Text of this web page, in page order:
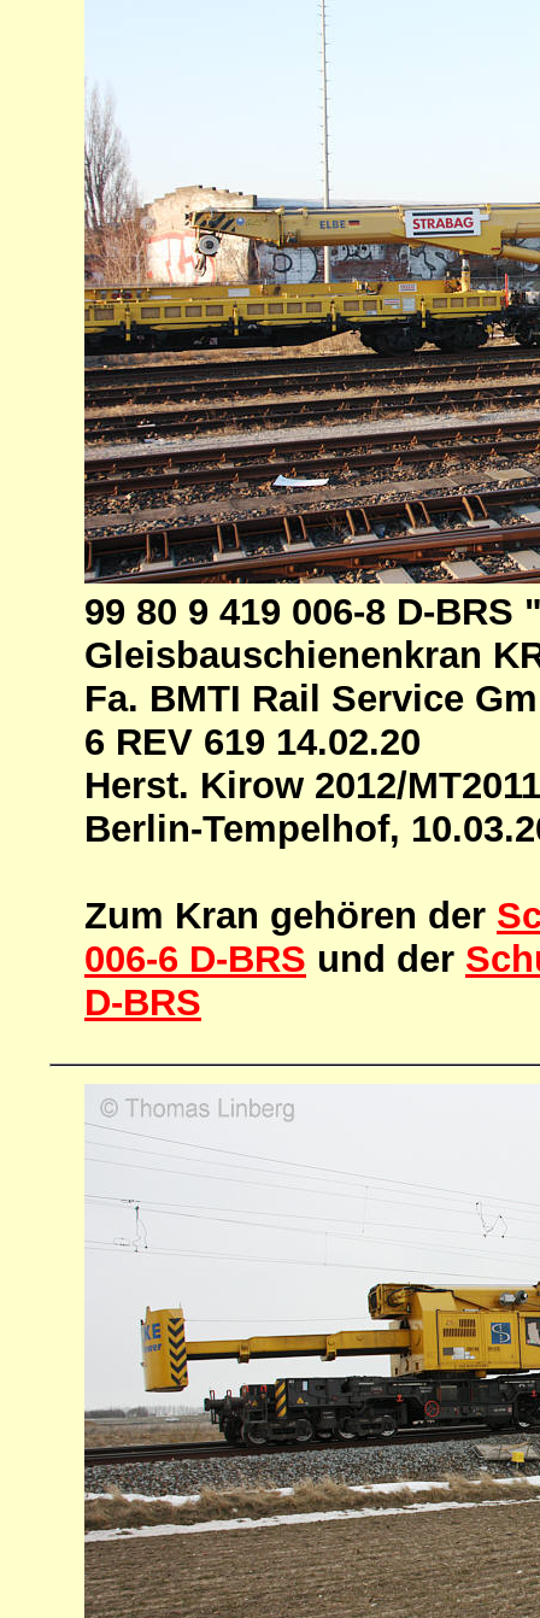
99 80 9 419 006-8 D-BRS
Gleisbauschienenkran
Fa. BMTI Rail Service
6 REV 619 14.02.20
Herst. Kirow 2012/
Berlin-Tempelhof,
Zum Kran gehören der
006-6 D-BRS und der
D-BRS